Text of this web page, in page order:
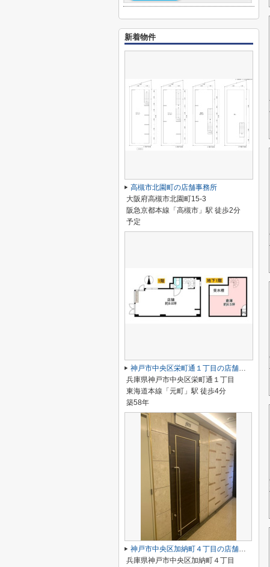
新着物件
高槻市北園町の店舗事務所
大阪府高槻市北園町15-3
阪急京都本線「高槻市」駅 徒歩2分
予定
神戸市中央区栄町通１丁目の店舗一部
兵庫県神戸市中央区栄町通１丁目
東海道本線「元町」駅 徒歩4分
築58年
神戸市中央区加納町４丁目の店舗一部
兵庫県神戸市中央区加納町４丁目